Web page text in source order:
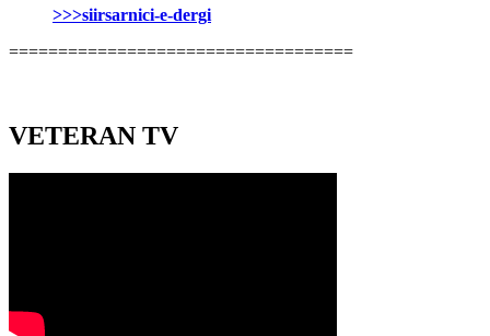
>>>siirsarnici-e-dergi
===================================
VETERAN TV